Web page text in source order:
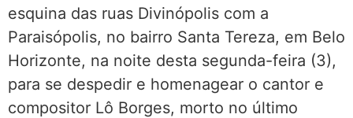
esquina das ruas Divinópolis com a
Paraisópolis, no bairro Santa Tereza, em Belo
Horizonte, na noite desta segunda-feira (3),
para se despedir e homenagear o cantor e
compositor Lô Borges, morto no último